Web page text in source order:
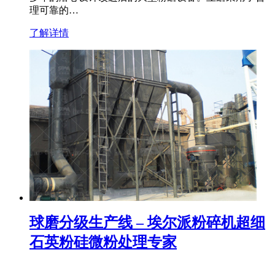
理可靠的…
了解详情
球磨分级生产线 – 埃尔派粉碎机超细
石英粉硅微粉处理专家